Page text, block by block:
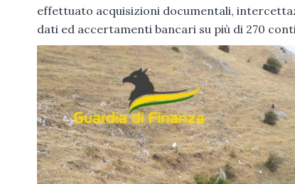
effettuato acquisizioni documentali,
dati ed accertamenti bancari su più di 270